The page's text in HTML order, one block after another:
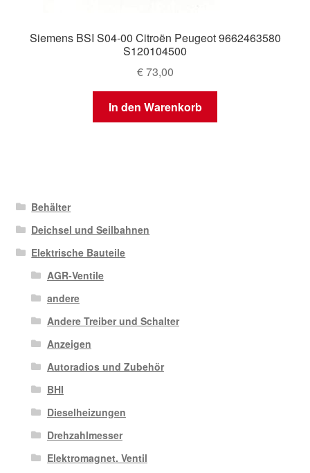
Siemens BSI S04-00 Citroën Peugeot 9662463580
S120104500
€73,00
In den Warenkorb
Behälter
Deichsel und Seilbahnen
Elektrische Bauteile
AGR-Ventile
andere
Andere Treiber und Schalter
Anzeigen
Autoradios und Zubehör
BHI
Dieselheizungen
Drehzahlmesser
Elektromagnet. Ventil